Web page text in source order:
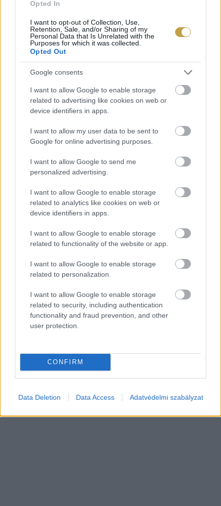
Opted In
I want to opt-out of Collection, Use,
Retention, Sale, and/or Sharing of my
Personal Data that Is Unrelated with the
Purposes for which it was collected.
Opted Out
Google consents
I want to allow Google to enable storage
related to advertising like cookies on web or
device identifiers in apps.
I want to allow my user data to be sent to
Google for online advertising purposes.
I want to allow Google to send me
personalized advertising.
I want to allow Google to enable storage
related to analytics like cookies on web or
device identifiers in apps.
I want to allow Google to enable storage
related to functionality of the website or app.
I want to allow Google to enable storage
related to personalization.
I want to allow Google to enable storage
related to security, including authentication
functionality and fraud prevention, and other
user protection.
CONFIRM
Data Deletion Data Access Adatvédelmi szabályzat
volt engedélye az ital forgalmazására, és ez a
szám folyamatosan növekszik.
A legelső tokiói vendéglátóhely, melynek
menüjén már szerepet az ital, a 2015-ben
megnyitott Sake Hotaru volt. 2022 júniusára
pedig a Heiwa Doburoku Kabutocho Főzde is
megnyithatta első doburokut kínáló bárját.